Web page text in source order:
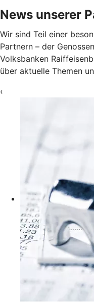
News unserer
Wir sind Teil einer
Partnern – der
Volksbanken
über aktuelle Themen
‹